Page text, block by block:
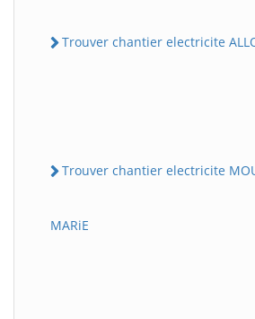
Trouver chantier electricite
Trouver chantier electricite
MARiE